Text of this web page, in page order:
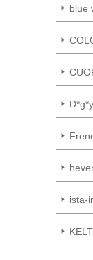
blue
D*g*y
ista-